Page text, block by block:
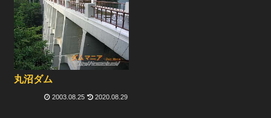
丸沼ダム
2003.08.25 2020.08.29